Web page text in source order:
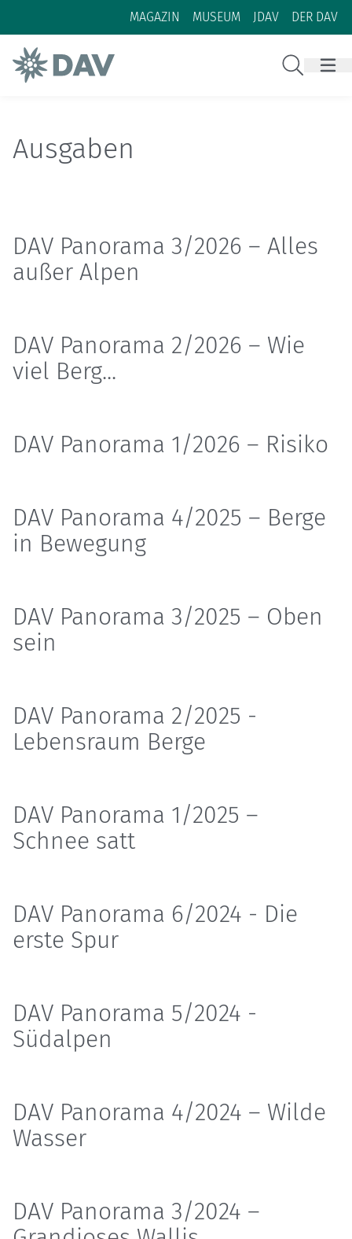
Zum Inhalt
Zur Footer-Navigation
MAGAZIN MUSEUM JDAV DER DAV
Ausgaben
DAV Panorama 3/2026 – Alles
außer Alpen
DAV Panorama 2/2026 – Wie
viel Berg...
DAV Panorama 1/2026 – Risiko
DAV Panorama 4/2025 – Berge
in Bewegung
DAV Panorama 3/2025 – Oben
sein
DAV Panorama 2/2025 -
Lebensraum Berge
DAV Panorama 1/2025 –
Schnee satt
DAV Panorama 6/2024 - Die
erste Spur
DAV Panorama 5/2024 -
Südalpen
DAV Panorama 4/2024 – Wilde
Wasser
DAV Panorama 3/2024 –